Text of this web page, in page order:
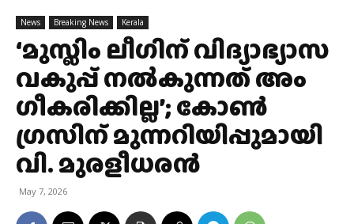
News Breaking News Kerala
‘മുസ്ലിം ലീ​ഗിന് വിദ്യാഭ്യാസ
വകുപ്പ് നൽകുന്നത് അം​
ഗീകരിക്കില്ല’; കോൺ​
ഗ്രസിന് മുന്നറിയിപ്പുമായി
വി. മുരളീധരൻ
May 7, 2026